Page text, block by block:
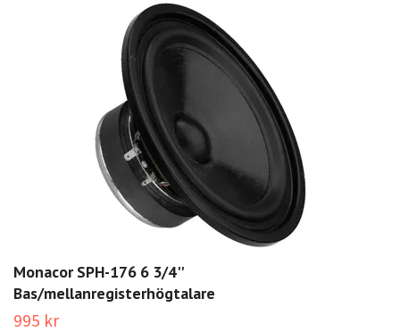
Monacor SPH-176 6 3/4''
Bas/mellanregisterhögtalare
995 kr